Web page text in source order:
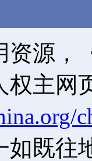
资源，
权主网
如既往